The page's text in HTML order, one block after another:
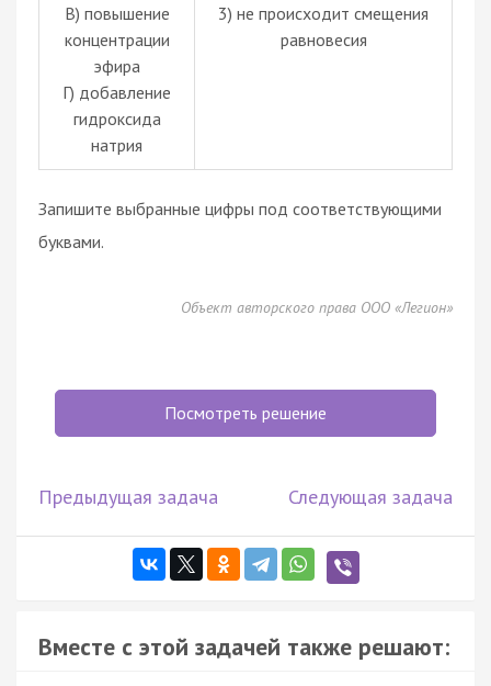
В) повышение
концентрации
эфира
Г) добавление
гидроксида
натрия
3) не происходит смещения
равновесия
Запишите выбранные цифры под соответствующими
буквами.
Объект авторского права ООО «Легион»
Посмотреть решение
Предыдущая задача Следующая задача
Вместе с этой задачей также решают: